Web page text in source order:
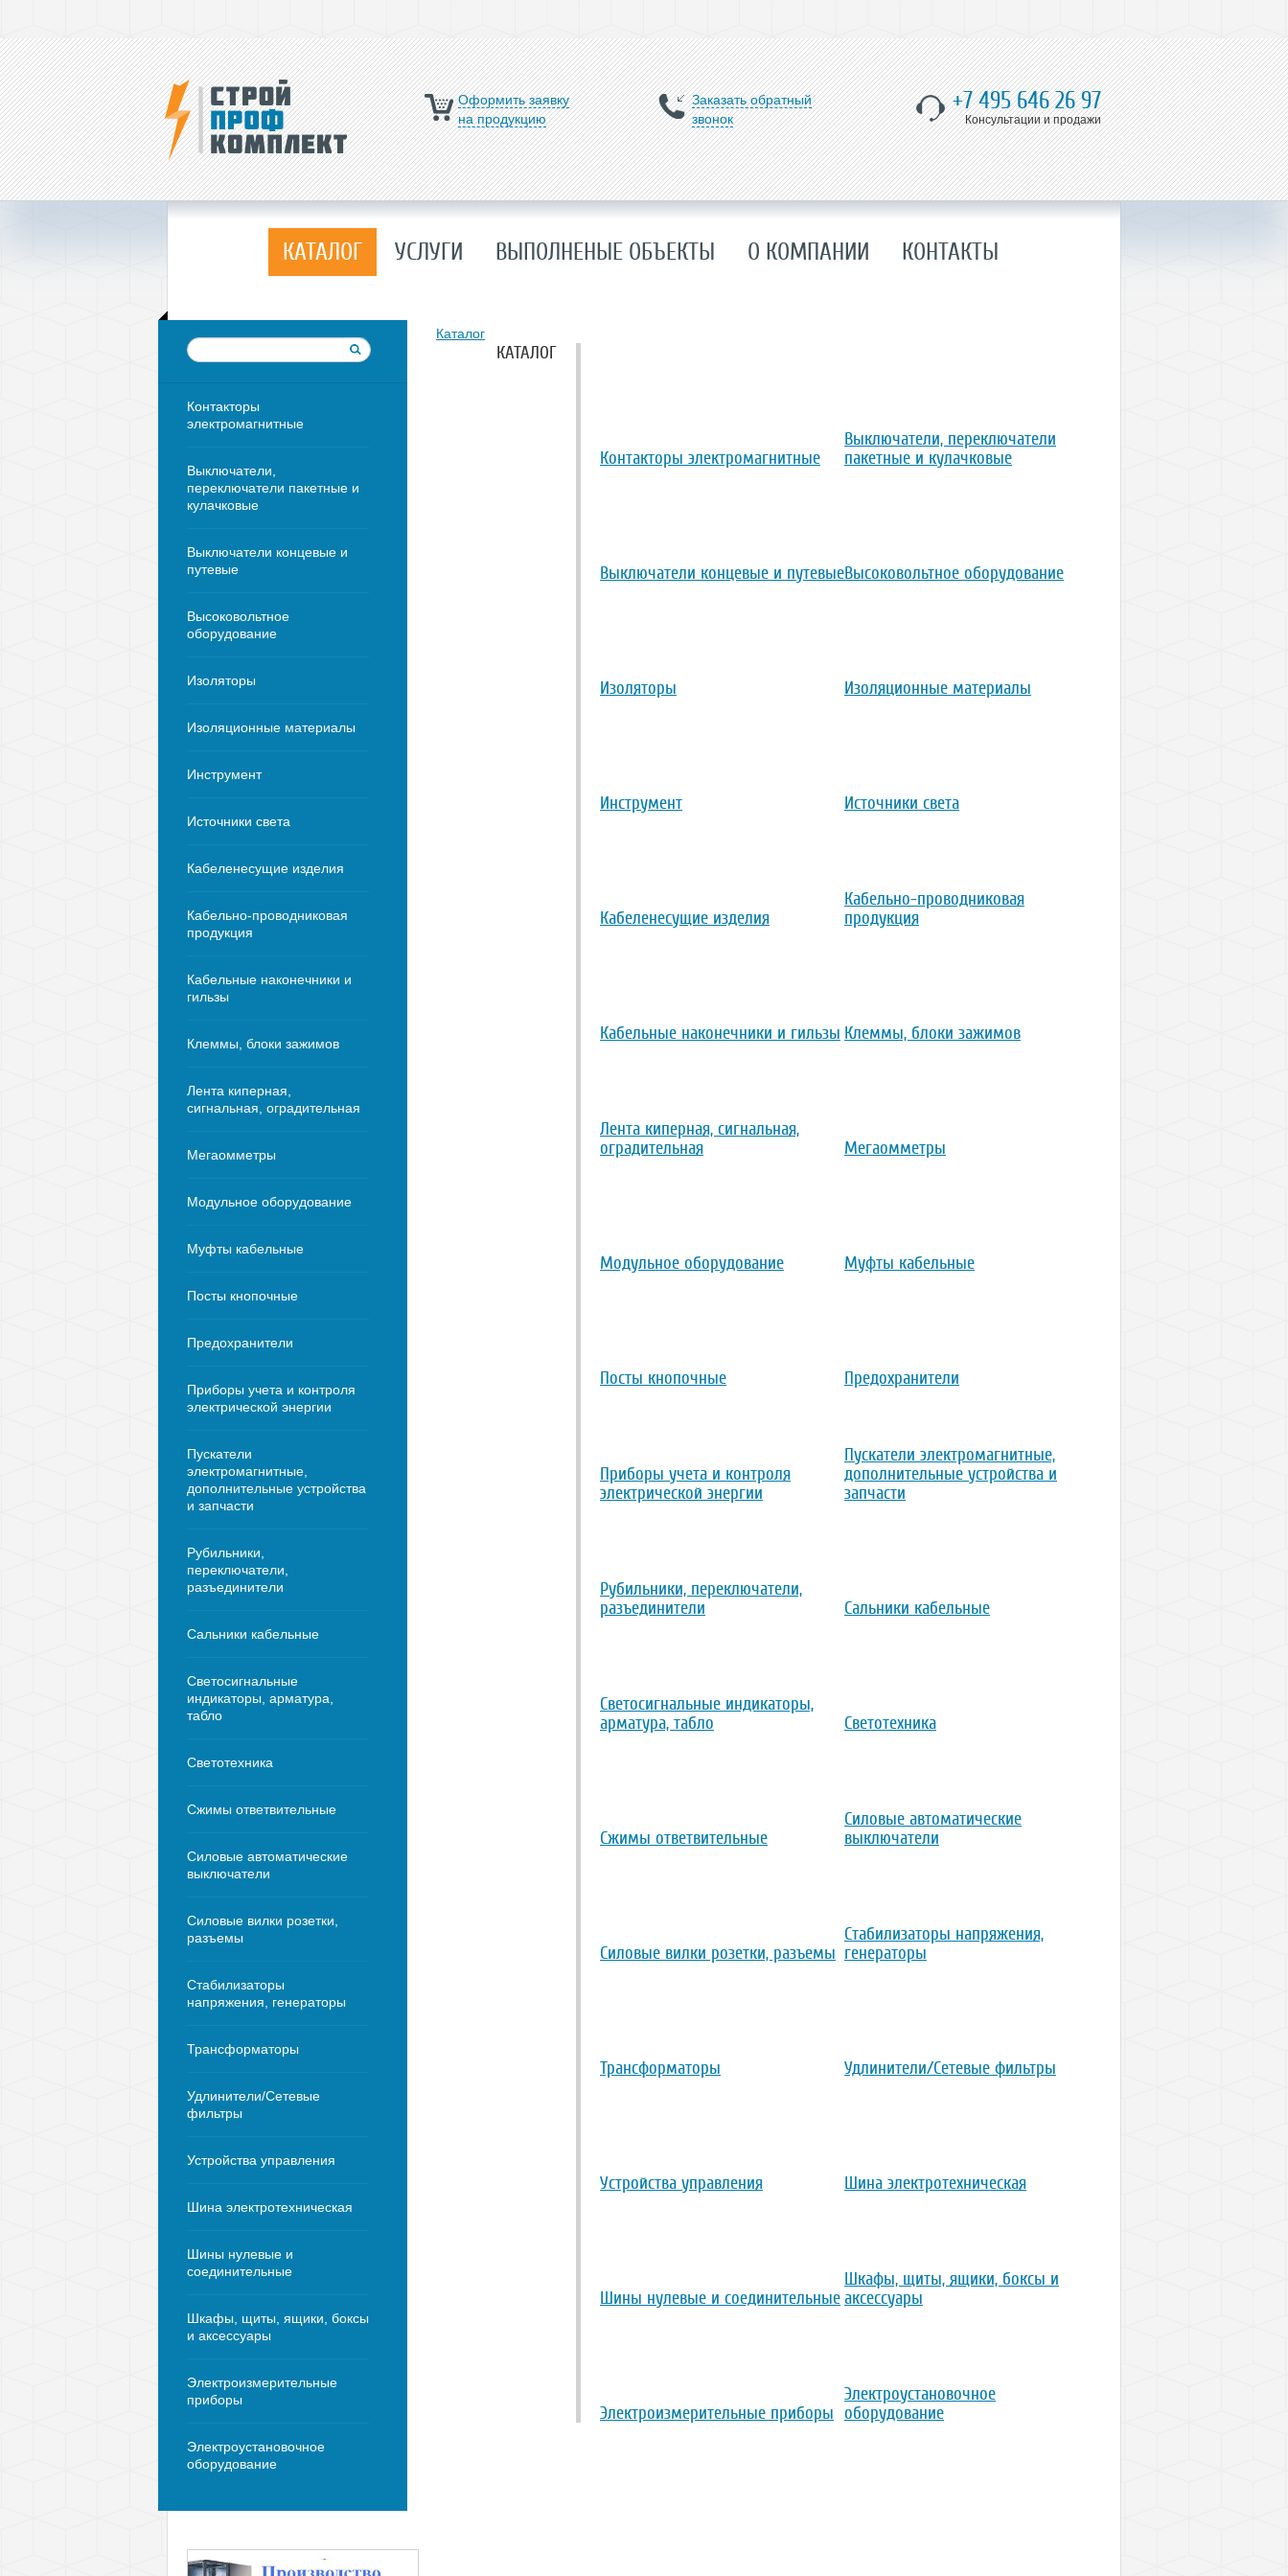
Оформить заявку
на продукцию
Заказать обратный
звонок
+7 495 646 26 97
Консультации и продажи
КАТАЛОГ УСЛУГИ ВЫПОЛНЕНЫЕ ОБЪЕКТЫ О КОМПАНИИ КОНТАКТЫ
Контакторы
электромагнитные
Выключатели,
переключатели пакетные и
кулачковые
Выключатели концевые и
путевые
Высоковольтное
оборудование
Изоляторы
Изоляционные материалы
Инструмент
Источники света
Кабеленесущие изделия
Кабельно-проводниковая
продукция
Кабельные наконечники и
гильзы
Клеммы, блоки зажимов
Лента киперная,
сигнальная, оградительная
Мегаомметры
Модульное оборудование
Муфты кабельные
Посты кнопочные
Предохранители
Приборы учета и контроля
электрической энергии
Пускатели
электромагнитные,
дополнительные устройства
и запчасти
Рубильники,
переключатели,
разъединители
Сальники кабельные
Светосигнальные
индикаторы, арматура,
табло
Светотехника
Сжимы ответвительные
Силовые автоматические
выключатели
Силовые вилки розетки,
разъемы
Стабилизаторы
напряжения, генераторы
Трансформаторы
Удлинители/Сетевые
фильтры
Устройства управления
Шина электротехническая
Шины нулевые и
соединительные
Шкафы, щиты, ящики, боксы
и аксессуары
Электроизмерительные
приборы
Электроустановочное
оборудование
Каталог
КАТАЛОГ
Контакторы электромагнитные
Выключатели, переключатели
пакетные и кулачковые
Выключатели концевые и путевыеВысоковольтное оборудование
Изоляторы Изоляционные материалы
Инструмент Источники света
Кабеленесущие изделия
Кабельно-проводниковая
продукция
Кабельные наконечники и гильзы Клеммы, блоки зажимов
Лента киперная, сигнальная,
оградительная
Мегаомметры
Модульное оборудование Муфты кабельные
Посты кнопочные Предохранители
Приборы учета и контроля
электрической энергии
Пускатели электромагнитные,
дополнительные устройства и
запчасти
Рубильники, переключатели,
разъединители
Сальники кабельные
Светосигнальные индикаторы,
арматура, табло
Светотехника
Сжимы ответвительные
Силовые автоматические
выключатели
Силовые вилки розетки, разъемы
Стабилизаторы напряжения,
генераторы
Трансформаторы Удлинители/Сетевые фильтры
Устройства управления Шина электротехническая
Шины нулевые и соединительные
Шкафы, щиты, ящики, боксы и
аксессуары
Электроизмерительные приборы
Электроустановочное
оборудование